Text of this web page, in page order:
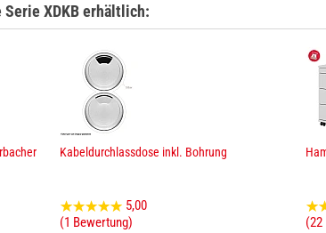
XDKB erhältlich:
Kabeldurchlassdose inkl. Bohrung
5,00
(1 Bewertung)
(22